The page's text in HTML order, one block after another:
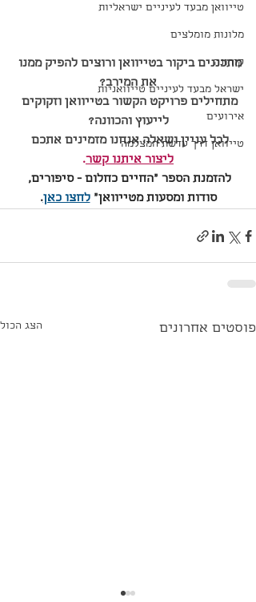
טייוואן מבעד לעיניים ישראליות
מלונות מומלצים
קורונה
ישראל מבעד לעיניים טייוואניות
אירועים
טייוואן דרך עדשת המצלמה
מתכננים ביקור בטייוואן ורוצים להפיק ממנו
את המירב?
מתחילים פרויקט הקשור בטייוואן וזקוקים
לייעוץ והכוונה?
לכל עניין ושאלה אנחנו מזמינים אתכם
ליצור איתנו קשר.
להזמנת הספר ״החיים כחלום - סיפורים,
סודות ומסעות מטייוואן״ לחצו כאן.
פוסטים אחרונים הצג הכול